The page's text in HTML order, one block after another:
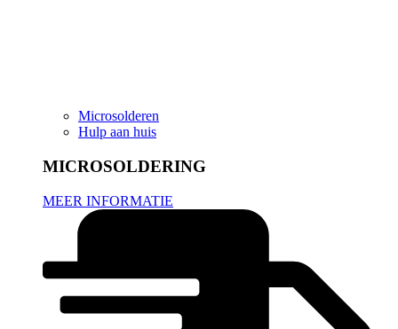
Microsolderen
Hulp aan huis
MICROSOLDERING
MEER INFORMATIE